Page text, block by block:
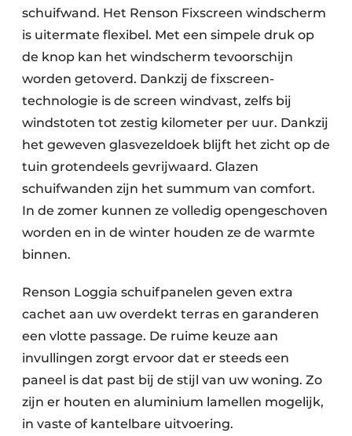
schuifwand. Het Renson Fixscreen windscherm
is uitermate flexibel. Met een simpele druk op
de knop kan het windscherm tevoorschijn
worden getoverd. Dankzij de fixscreen-
technologie is de screen windvast, zelfs bij
windstoten tot zestig kilometer per uur. Dankzij
het geweven glasvezeldoek blijft het zicht op de
tuin grotendeels gevrijwaard. Glazen
schuifwanden zijn het summum van comfort.
In de zomer kunnen ze volledig opengeschoven
worden en in de winter houden ze de warmte
binnen.
Renson Loggia schuifpanelen geven extra
cachet aan uw overdekt terras en garanderen
een vlotte passage. De ruime keuze aan
invullingen zorgt ervoor dat er steeds een
paneel is dat past bij de stijl van uw woning. Zo
zijn er houten en aluminium lamellen mogelijk,
in vaste of kantelbare uitvoering.